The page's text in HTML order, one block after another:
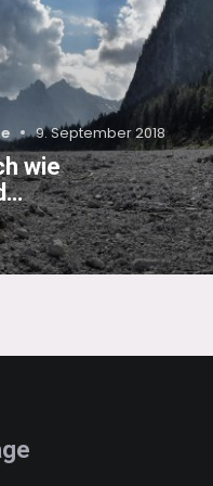
Posted
on
9. September 2018
wie